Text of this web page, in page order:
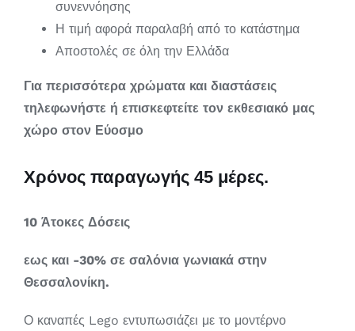
συνεννόησης
Η τιμή αφορά παραλαβή από το κατάστημα
Αποστολές σε όλη την Ελλάδα
Για περισσότερα χρώματα και διαστάσεις
τηλεφωνήστε ή επισκεφτείτε τον εκθεσιακό μας
χώρο στον Εύοσμο
Χρόνος παραγωγής 45 μέρες.
10 Άτοκες Δόσεις
εως και -30% σε σαλόνια γωνιακά στην
Θεσσαλονίκη.
Ο καναπές Lego εντυπωσιάζει με το μοντέρνο